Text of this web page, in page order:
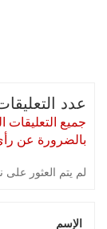
عدد التعليقات
جميع التعليقات
بالضرورة عن
لم يتم العثور على
الإسم